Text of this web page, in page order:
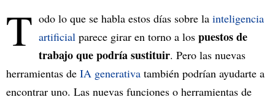
T odo lo que se habla estos días sobre la inteligencia
artificial parece girar en torno a los puestos de
trabajo que podría sustituir. Pero las nuevas
herramientas de IA generativa también podrían ayudarte a
encontrar uno. Las nuevas funciones o herramientas de